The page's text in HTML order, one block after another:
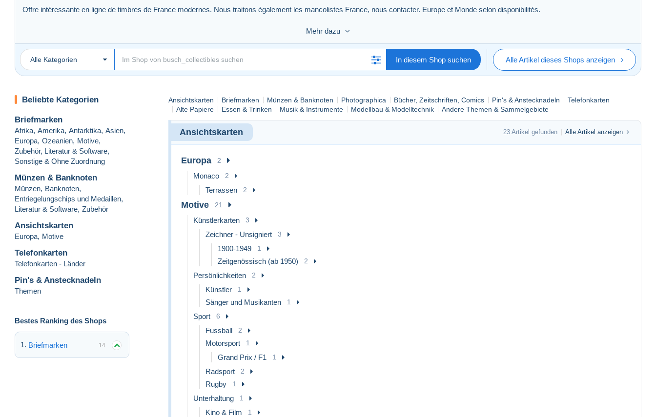
Offre intéressante en ligne de timbres de France modernes. Nous traitons également les mancolistes France, nous contacter. Europe et Monde selon disponibilités.
D’autres objets de collection (billets de banque, médailles, monnaies…) originaux à découvrir.
Mehr dazu
Alle Kategorien In diesem Shop suchen Alle Artikel dieses Shops anzeigen
Beliebte Kategorien
Briefmarken
Afrika, Amerika, Antarktika, Asien,
Europa, Ozeanien, Motive,
Zubehör, Literatur & Software,
Sonstige & Ohne Zuordnung
Münzen & Banknoten
Münzen, Banknoten,
Entriegelungschips und Medaillen,
Literatur & Software, Zubehör
Ansichtskarten
Europa, Motive
Telefonkarten
Telefonkarten - Länder
Pin's & Anstecknadeln
Themen
Bestes Ranking des Shops
Briefmarken 14.
Ansichtskarten Briefmarken Münzen & Banknoten Photographica Bücher, Zeitschriften, Comics Pin's & Anstecknadeln
Telefonkarten
Alte Papiere
Essen & Trinken Musik & Instrumente Modellbau & Modelltechnik Andere Themen & Sammelgebiete
Ansichtskarten 23 Artikel gefunden Alle Artikel anzeigen
Europa 2
Monaco 2
Terrassen 2
Motive 21
Künstlerkarten 3
Zeichner - Unsigniert 3
1900-1949 1
Zeitgenössisch (ab 1950) 2
Persönlichkeiten 2
Künstler 1
Sänger und Musikanten 1
Sport 6
Fussball 2
Motorsport 1
Grand Prix / F1 1
Radsport 2
Rugby 1
Unterhaltung 1
Kino & Film 1